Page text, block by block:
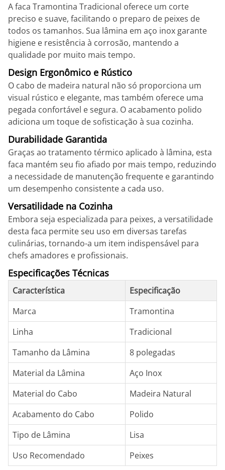
A faca Tramontina Tradicional oferece um corte
preciso e suave, facilitando o preparo de peixes de
todos os tamanhos. Sua lâmina em aço inox garante
higiene e resistência à corrosão, mantendo a
qualidade por muito mais tempo.
Design Ergonômico e Rústico
O cabo de madeira natural não só proporciona um
visual rústico e elegante, mas também oferece uma
pegada confortável e segura. O acabamento polido
adiciona um toque de sofisticação à sua cozinha.
Durabilidade Garantida
Graças ao tratamento térmico aplicado à lâmina, esta
faca mantém seu fio afiado por mais tempo, reduzindo
a necessidade de manutenção frequente e garantindo
um desempenho consistente a cada uso.
Versatilidade na Cozinha
Embora seja especializada para peixes, a versatilidade
desta faca permite seu uso em diversas tarefas
culinárias, tornando-a um item indispensável para
chefs amadores e profissionais.
Especificações Técnicas
Característica
Especificação
Marca
Tramontina
Linha
Tradicional
Tamanho da Lâmina
8 polegadas
Material da Lâmina
Aço Inox
Material do Cabo
Madeira Natural
Acabamento do Cabo
Polido
Tipo de Lâmina
Lisa
Uso Recomendado
Peixes